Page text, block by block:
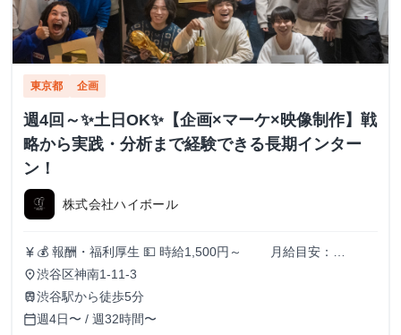
東京都 企画
週4回～✨️土日OK✨️【企画×マーケ×映像制作】戦
略から実践・分析まで経験できる長期インター
ン！
株式会社ハイボール
currency_yen 💰 報酬・福利厚生 💵 時給1,500円～ 月給目安：
200,000円〜300,000円 ✅ スキル・実績に応じて昇給あり！
（半年ごとに査定） 🏠 住まいのサポートも充実！ 🔹 家賃
補助（最大3万円/月） ┗ 渋谷周辺に住んでいる or 住む予
定のメンバーを対象に支給！ 📚️休学中の希望者には、休学
place渋谷区神南1-11-3
train渋谷駅から徒歩5分
calendar_today週4日〜 / 週32時間〜